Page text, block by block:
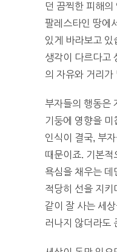
던 끔찍한 피해
팔레스타인 땅에
있게 바라보고 있
생각이 다르다고
의 자유와 거리가
부자들의 행동은
기둥에 영향을 미
인식이 결국, 부
때문이죠. 기본적
욕심을 채우는 데
적당히 선을 지키
같이 잘 사는 세
러나지 않더라도